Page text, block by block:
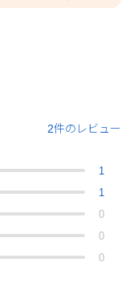
2件のレビュー
1
1
0
0
0